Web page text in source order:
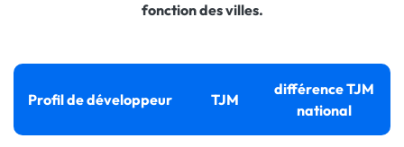
fonction des villes.
Profil de développeur TJM
différence TJM
national